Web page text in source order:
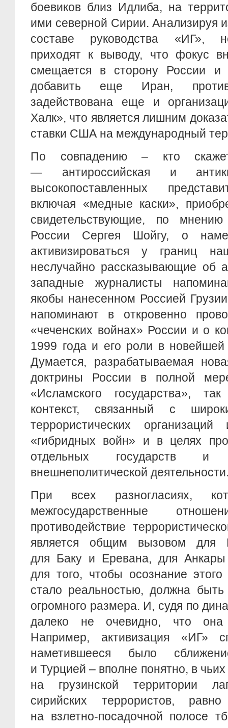
боевиков близ Идлиба, на
ими северной Сирии. Анализируя
составе руководства «ИГ»,
приходят к выводу, что фокус
смещается в сторону России
добавить еще Иран,
задействована еще и
Халк», что является лишним
ставки США на международный
По совпадению – кто
— антироссийская и
высокопоставленных
включая «медные каски»,
свидетельствующие, по
России Сергея Шойгу, о
активизироваться у границ
неслучайно рассказывающие об
западные журналисты
якобы нанесенном Россией
напоминают в откровенно
«чеченских войнах» России и о
1999 года и его роли в новейшей
Думается, разрабатываемая
доктрины России в полной
«Исламского государства»,
контекст, связанный с
террористических
«гибридных войн» и в целях
отдельных государств и
внешнеполитической
При всех разногласиях,
межгосударственные
противодействие
является общим вызовом для
для Баку и Еревана, для
для того, чтобы осознание
стало реальностью, должна
огромного размера. И, судя по
далеко не очевидно, что она
Например, активизация «ИГ»
наметившееся было
и Турцией – вполне понятно, в
на грузинской территории
сирийских террористов,
на взлетно-посадочной полосе